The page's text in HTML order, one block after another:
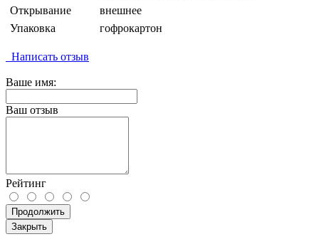
Открывание
внешнее
Упаковка
гофрокартон
Написать отзыв
Ваше имя:
Ваш отзыв
Рейтинг
Продолжить
Закрыть